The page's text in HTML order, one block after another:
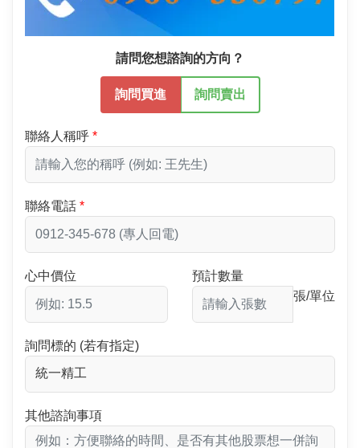
請問您想諮詢的方向？
詢問買進 詢問賣出
聯絡人稱呼
聯絡電話
心中價位
預計數量
張/單位
詢問標的 (若有指定)
其他諮詢事項